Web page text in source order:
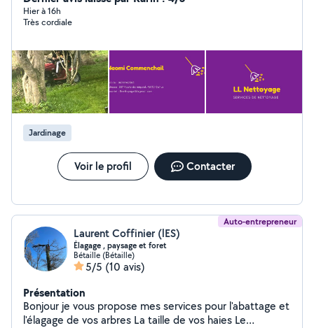
en CESU
Hier à 16h
Très cordiale
Jardinage
Voir le profil Contacter
Auto-entrepreneur
Laurent Coffinier (lES)
Élagage , paysage et foret
Bétaille (Bétaille)
5/5 (10 avis)
Présentation
Bonjour je vous propose mes services pour l'abattage et
l'élagage de vos arbres La taille de vos haies Le